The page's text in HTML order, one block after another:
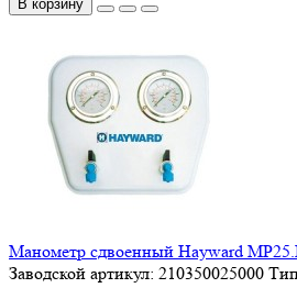
В корзину
Манометр сдвоенный Hayward
Заводской артикул: 210350025000